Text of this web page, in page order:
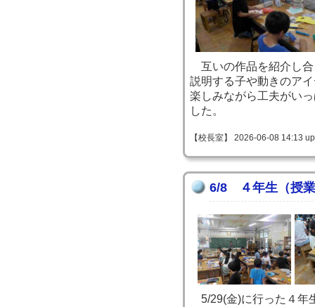
互いの作品を紹介し合
説明する子や動きのア
楽しみながら工夫がい
した。
【校長室】 2026-06-08 14:13
6/8 ４年生（授
5/29(金)に行った４年